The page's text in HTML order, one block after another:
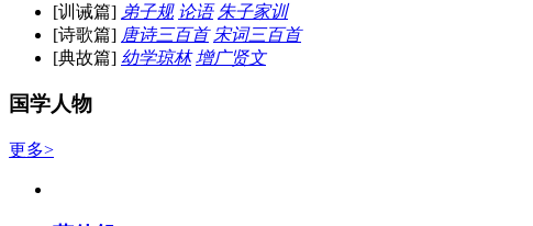
[训诫篇] 弟子规 论语 朱子家训
[诗歌篇] 唐诗三百首 宋词三百首
[典故篇] 幼学琼林 增广贤文
国学人物
更多>